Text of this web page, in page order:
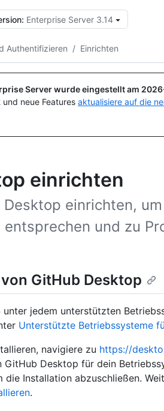
Enterprise Server 3.14
Authentifizieren / Einrichten
Server wurde eingestellt am
neue Features aktualisiere auf die
einrichten
einrichten,
und zu
GitHub Desktop
jedem unterstützten
Unterstützte Betriebssysteme
navigiere zu https://
GitHub Desktop für dein
die Installation abzuschließen.
.